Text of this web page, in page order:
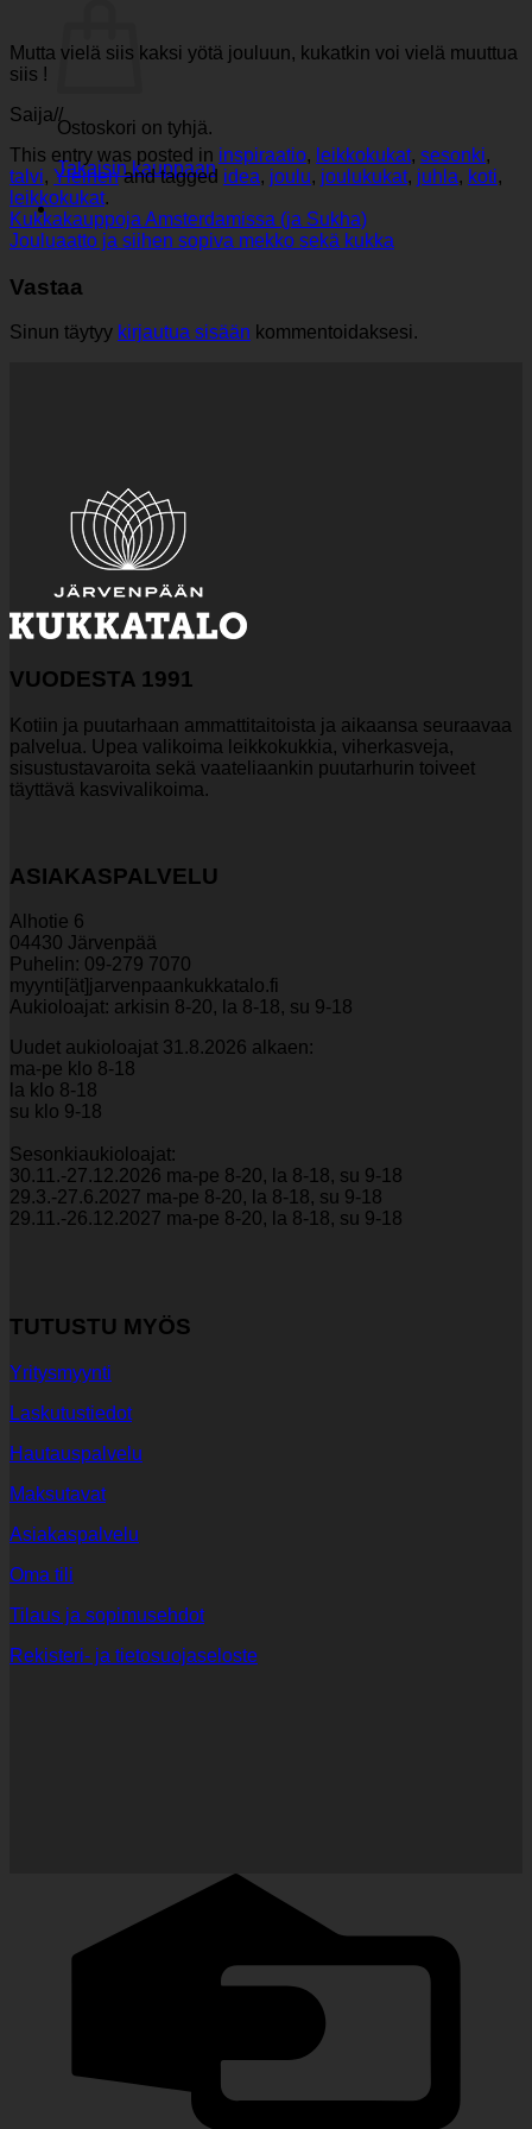
Ostoskori on tyhjä.
Takaisin kauppaan
Mutta vielä siis kaksi yötä jouluun, kukatkin voi vielä muuttua
siis !
Saija//
This entry was posted in inspiraatio, leikkokukat, sesonki,
talvi, Yleinenand tagged idea, joulu, joulukukat, juhla, koti,
leikkokukat.
Kukkakauppoja Amsterdamissa (ja Sukha)
Jouluaatto ja siihen sopiva mekko sekä kukka
Vastaa
Sinun täytyy kirjautua sisään kommentoidaksesi.
VUODESTA 1991
Kotiin ja puutarhaan ammattitaitoista ja aikaansa seuraavaa
palvelua. Upea valikoima leikkokukkia, viherkasveja,
sisustustavaroita sekä vaateliaankin puutarhurin toiveet
täyttävä kasvivalikoima.
ASIAKASPALVELU
Alhotie 6
04430 Järvenpää
Puhelin: 09-279 7070
myynti[ät]jarvenpaankukkatalo.fi
Aukioloajat: arkisin 8-20, la 8-18, su 9-18
Uudet aukioloajat 31.8.2026 alkaen:
ma-pe klo 8-18
la klo 8-18
su klo 9-18
Sesonkiaukioloajat:
30.11.-27.12.2026 ma-pe 8-20, la 8-18, su 9-18
29.3.-27.6.2027 ma-pe 8-20, la 8-18, su 9-18
29.11.-26.12.2027 ma-pe 8-20, la 8-18, su 9-18
TUTUSTU MYÖS
Yritysmyynti
Laskutustiedot
Hautauspalvelu
Maksutavat
Asiakaspalvelu
Oma tili
Tilaus ja sopimusehdot
Rekisteri- ja tietosuojaseloste